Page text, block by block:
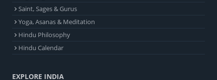
Saint, Sages & Gurus
Yoga, Asanas & Meditation
Hindu Philosophy
Hindu Calendar
EXPLORE INDIA